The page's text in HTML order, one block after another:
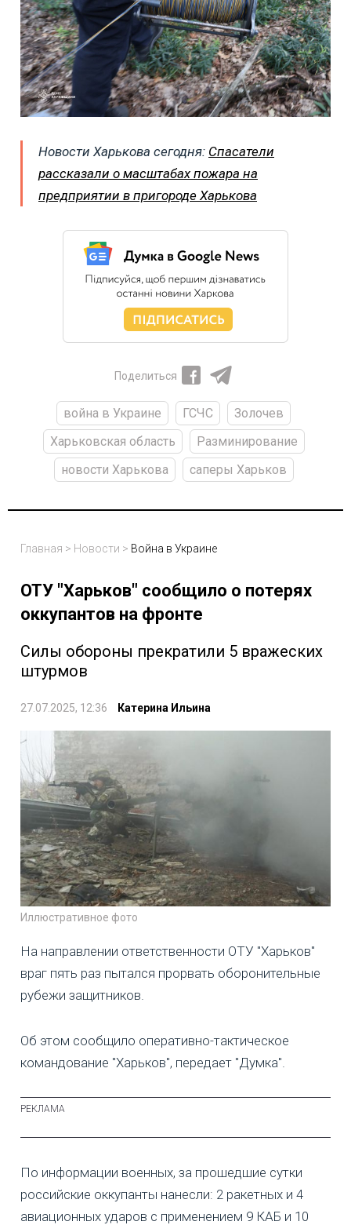
Новости Харькова сегодня: Спасатели
рассказали о масштабах пожара на
предприятии в пригороде Харькова
Поделиться
война в Украине ГСЧС
Золочев
Харьковская область
Разминирование
новости Харькова
саперы Харьков
Главная > Новости > Война в Украине
ОТУ "Харьков" сообщило о потерях
оккупантов на фронте
Силы обороны прекратили 5 вражеских
штурмов
27.07.2025, 12:36 Катерина Ильина
Иллюстративное фото
На направлении ответственности ОТУ "Харьков"
враг пять раз пытался прорвать оборонительные
рубежи защитников.
Об этом сообщило оперативно-тактическое
командование "Харьков", передает "Думка".
По информации военных, за прошедшие сутки
российские оккупанты нанесли: 2 ракетных и 4
авиационных ударов с применением 9 КАБ и 10